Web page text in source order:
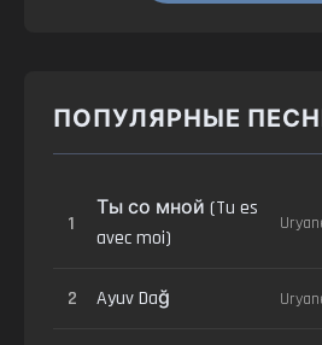
ПОПУЛЯРНЫЕ
1
Ты со мной (Tu es
avec moi)
2 Ayuv Dağ